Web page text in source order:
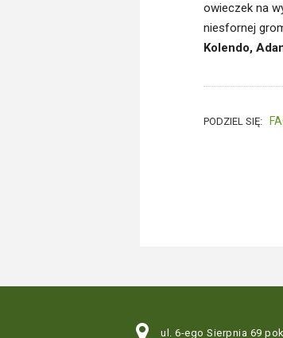
owieczek na
niesfornej
Kolendo,
PODZIEL SIĘ:
ul. 6-ego Sierpnia 69